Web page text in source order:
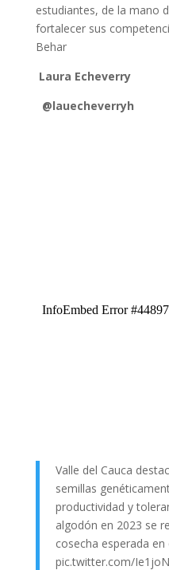
estudiantes, de la mano
fortalecer sus
Behar
Laura Echeverry
@lauecheverryh
Valle del Cauca
semillas
productividad y
algodón en 2023 se
cosecha esperada
pic.twitter.com/